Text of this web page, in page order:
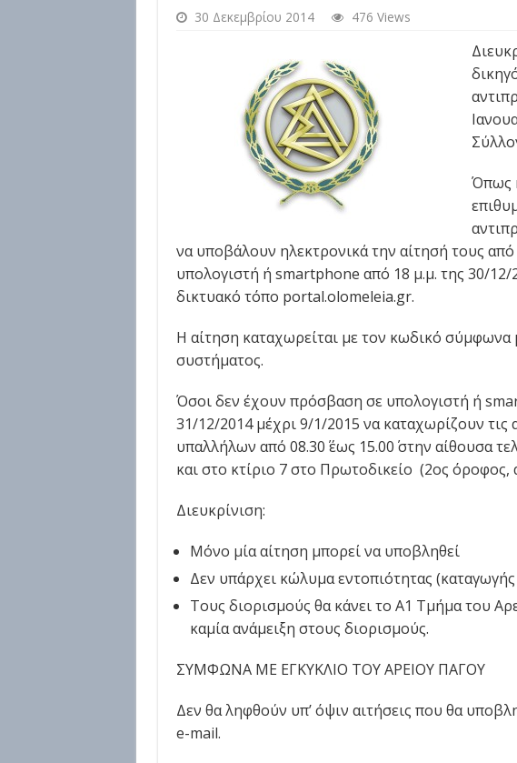
30 Δεκεμβρίου 2014 476 Views
Όπως
να υποβάλουν ηλεκτρονικά την αίτησή τους
υπολογιστή ή smartphone από 18 μ.μ. της 30/
δικτυακό τόπο portal.olomeleia.gr.
Η αίτηση καταχωρείται με τον κωδικό
συστήματος.
Όσοι δεν έχουν πρόσβαση σε υπολογιστή ή
31/12/2014 μέχρι 9/1/2015 να καταχωρίζουν τις
υπαλλήλων από 08.30΄ έως 15.00΄ στην αίθουσα
και στο κτίριο 7 στο Πρωτοδικείο (2ος όροφος,
Διευκρίνιση:
Μόνο μία αίτηση μπορεί να υποβληθεί
Δεν υπάρχει κώλυμα εντοπιότητας
Τους διορισμούς θα κάνει το Α1 Τμήμα του
καμία ανάμειξη στους διορισμούς.
ΣΥΜΦΩΝΑ ΜΕ ΕΓΚΥΚΛΙΟ ΤΟΥ ΑΡΕΙΟΥ ΠΑΓΟΥ
Δεν θα ληφθούν υπ’ όψιν αιτήσεις που θα
e-mail.